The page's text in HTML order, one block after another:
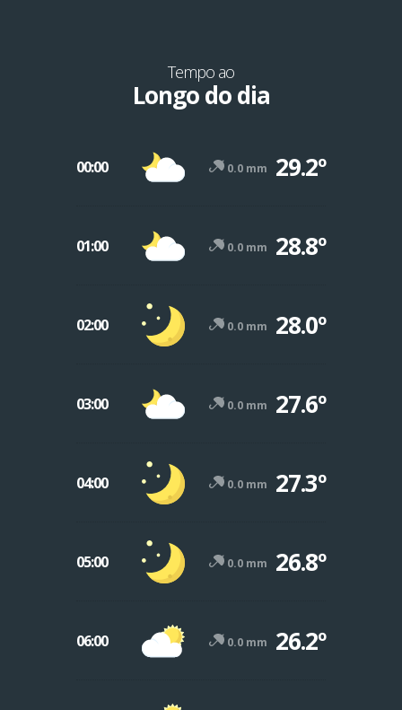
Tempo ao
Longo do dia
00:00 0.0 mm 29.2º
01:00 0.0 mm 28.8º
02:00 0.0 mm 28.0º
03:00 0.0 mm 27.6º
04:00 0.0 mm 27.3º
05:00 0.0 mm 26.8º
06:00 0.0 mm 26.2º